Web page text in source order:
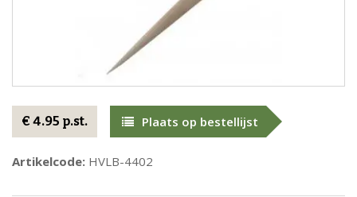
€ 4.95 p.st. Plaats op bestellijst
Artikelcode: HVLB-4402